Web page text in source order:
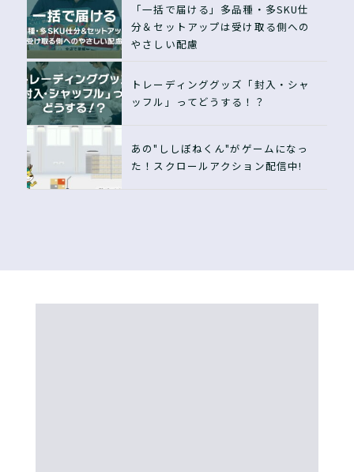
「一括で届ける」多品種・多SKU仕
分＆セットアップは受け取る側への
やさしい配慮
トレーディンググッズ「封入・シャ
ッフル」ってどうする！？
あの"ししぼねくん"がゲームになっ
た！スクロールアクション配信中!